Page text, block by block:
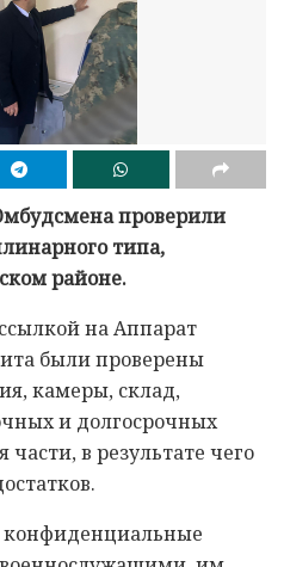
проверили
типа,
районе.
на Аппарат
были проверены
камеры, склад,
и долгосрочных
части, в результате чего